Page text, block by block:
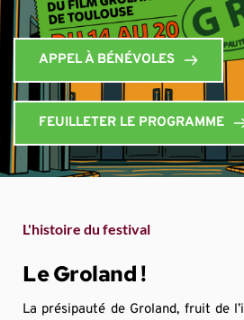
APPEL À BÉNÉVOLES
FEUILLETER LE PROGRAMME
L'histoire du festival
Le Groland !
La présipauté de Groland, fruit de